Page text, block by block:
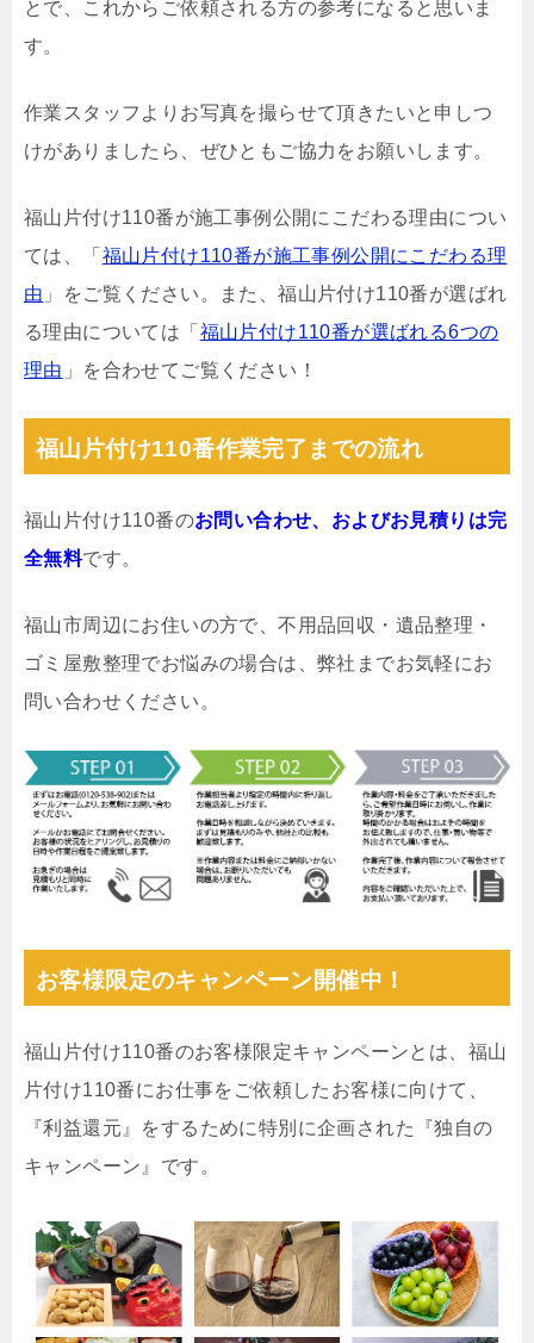
とで、これからご依頼される方の参考になると思いま
す。
作業スタッフよりお写真を撮らせて頂きたいと申しつ
けがありましたら、ぜひともご協力をお願いします。
福山片付け110番が施工事例公開にこだわる理由につい
ては、「 福山片付け110番が施工事例公開にこだわる理
由 」をご覧ください。また、福山片付け110番が選ばれ
る理由については「 福山片付け110番が選ばれる6つの
理由 」を合わせてご覧ください！
福山片付け110番作業完了までの流れ
福山片付け110番のお問い合わせ、およびお見積りは完
全無料です。
福山市周辺にお住いの方で、不用品回収・遺品整理・
ゴミ屋敷整理でお悩みの場合は、弊社までお気軽にお
問い合わせください。
お客様限定のキャンペーン開催中！
福山片付け110番のお客様限定キャンペーンとは、福山
片付け110番にお仕事をご依頼したお客様に向けて、
『利益還元』をするために特別に企画された『独自の
キャンペーン』です。